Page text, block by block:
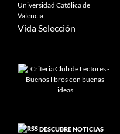
Universidad Católica de
Valencia
Vida Selección
DESCUBRE NOTICIAS